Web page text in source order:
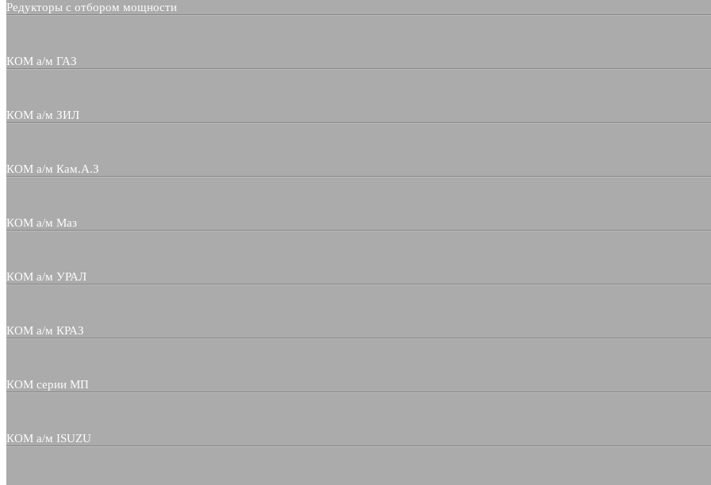
Редукторы с отбором мощности
КОМ а/м ГАЗ
КОМ а/м ЗИЛ
КОМ а/м Кам.А.З
КОМ а/м Маз
КОМ а/м УРАЛ
КОМ а/м КРАЗ
КОМ серии МП
КОМ а/м ISUZU